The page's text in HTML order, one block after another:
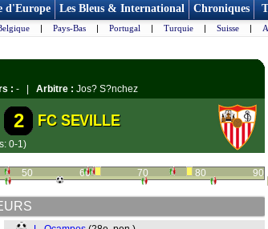
d'Europe Les Bleus & International Chroniques
| Pays-Bas | Portugal | Turquie | Suisse |
: - | Arbitre : Jos? S?nchez
2 FC SEVILLE
0-1)
50 60 70 80 90